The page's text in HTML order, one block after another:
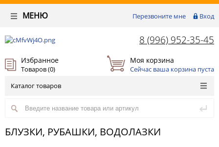
Перезвоните мне Вход
МЕНЮ
8 (996) 952-35-45
Избранное
Товаров (0)
Моя корзина
Сейчас ваша корзина пуста
Каталог товаров
БЛУЗКИ, РУБАШКИ, ВОДОЛАЗКИ